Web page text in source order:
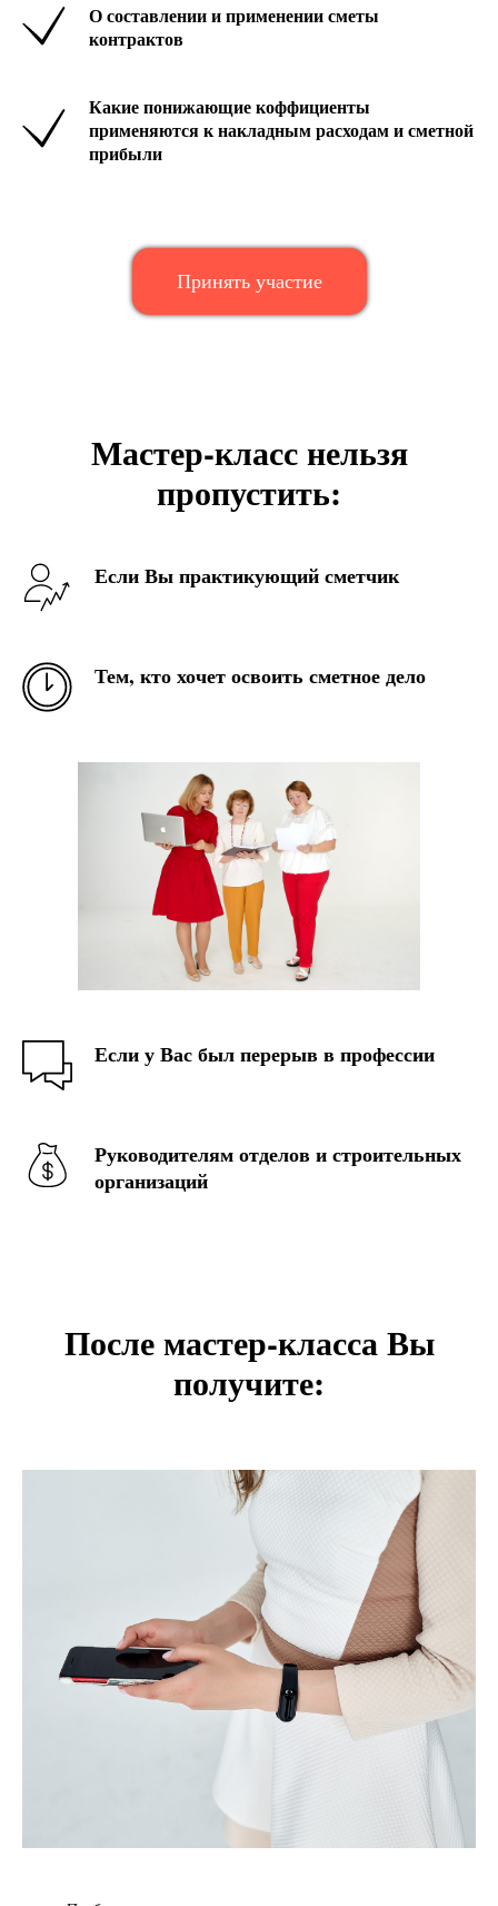
О составлении и применении сметы
контрактов
Какие понижающие коффициенты
применяются к накладным расходам и сметной
прибыли
Принять участие
Мастер-класс нельзя
пропустить:
Если Вы практикующий сметчик
Тем, кто хочет освоить сметное дело
Если у Вас был перерыв в профессии
Руководителям отделов и строительных
организаций
После мастер-класса Вы
получите: